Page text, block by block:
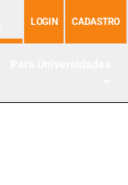
LOGIN CADASTRO